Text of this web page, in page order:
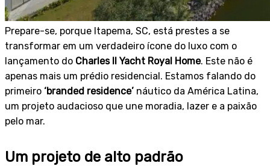
Prepare-se, porque Itapema, SC, está prestes a se
transformar em um verdadeiro ícone do luxo com o
lançamento do Charles II Yacht Royal Home. Este não é
apenas mais um prédio residencial. Estamos falando do
primeiro ‘branded residence’ náutico da América Latina,
um projeto audacioso que une moradia, lazer e a paixão
pelo mar.
Um projeto de alto padrão